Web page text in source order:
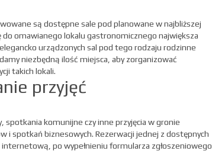
są dostępne sale pod planowane w najbliższej
do omawianego lokalu gastronomicznego największa
urządzonych sal pod tego rodzaju rodzinne
niezbędną ilość miejsca, aby zorganizować
takich lokali.
przyjęć
spotkania komunijne czy inne przyjęcia w gronie
i spotkań biznesowych. Rezerwacji jednej z dostępnych
po wypełnieniu formularza zgłoszeniowego